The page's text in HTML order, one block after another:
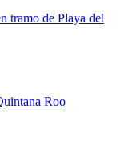
tramo de Playa del
Roo